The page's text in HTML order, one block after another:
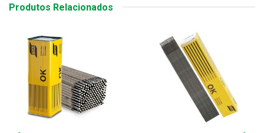
Produtos Relacionados